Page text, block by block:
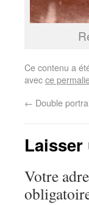
Ce contenu a
avecce
← Double
Votre